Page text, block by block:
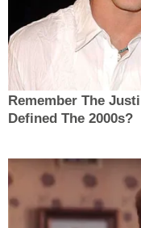
Remember The
Defined The 2000s?